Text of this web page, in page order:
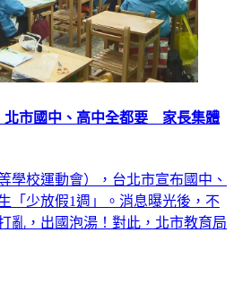
北市國中、高中全都要 家長集體
學校運動會），台北市宣布國中、
「少放假1週」。消息曝光後，不
亂，出國泡湯！對此，北市教育局